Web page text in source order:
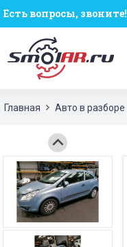
Есть вопросы, звоните!
Главная Авто в разборе